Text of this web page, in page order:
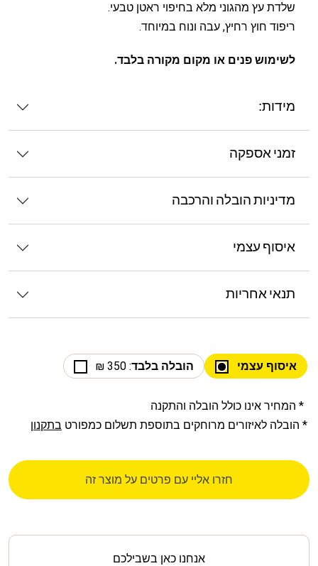
שלדת עץ מהגוני מלא בחיפוי ראטן טבעי.
ריפוד חוץ רחיץ, עבה ונוח במיוחד.
לשימוש פנים או מקום מקורה בלבד.
מידות:
זמני אספקה
מדיניות הובלה והרכבה
איסוף עצמי
תנאי אחריות
איסוף עצמי הובלה בלבד: 350 ₪
* המחיר אינו כולל הובלה והתקנה
* הובלה לאיזורים מרוחקים בתוספת תשלום כמפורט בתקנון
חזרו אליי עם פרטים על מוצר זה
אנחנו כאן בשבילכם